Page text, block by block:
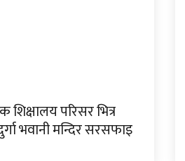
शिक्षालय परिसर भित्र
भवानी मन्दिर सरसफाइ